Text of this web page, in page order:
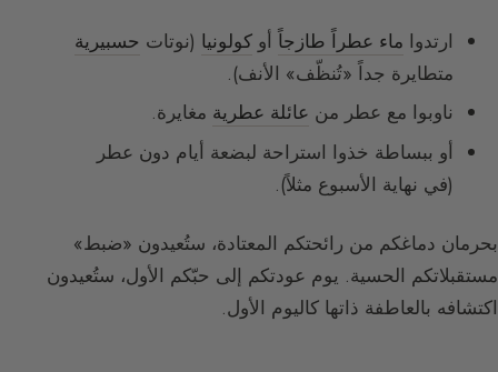
ارتدوا ماء عطراً طازجاً أو كولونيا (نوتات حسبيرية
متطايرة جداً «تُنظّف» الأنف).
ناوبوا مع عطر من عائلة عطرية مغايرة.
أو ببساطة خذوا استراحة لبضعة أيام دون عطر
(في نهاية الأسبوع مثلاً).
بحرمان دماغكم من رائحتكم المعتادة، ستُعيدون «ضبط»
مستقبلاتكم الحسية. يوم عودتكم إلى حبّكم الأول، ستُعيدون
اكتشافه بالعاطفة ذاتها كاليوم الأول.